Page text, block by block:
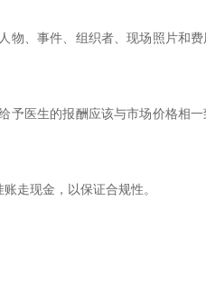
物、事件、组织者、现场照片和
予医生的报酬应该与市场价格相
走现金，以保证合规性。